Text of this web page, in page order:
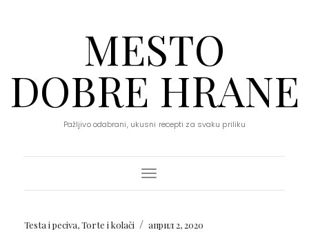
MESTO
DOBRE HRANE
Pažljivo odabrani, ukusni recepti za svaku priliku
Toggle Navigation
Testa i peciva,Torte i kolači / април 2, 2020